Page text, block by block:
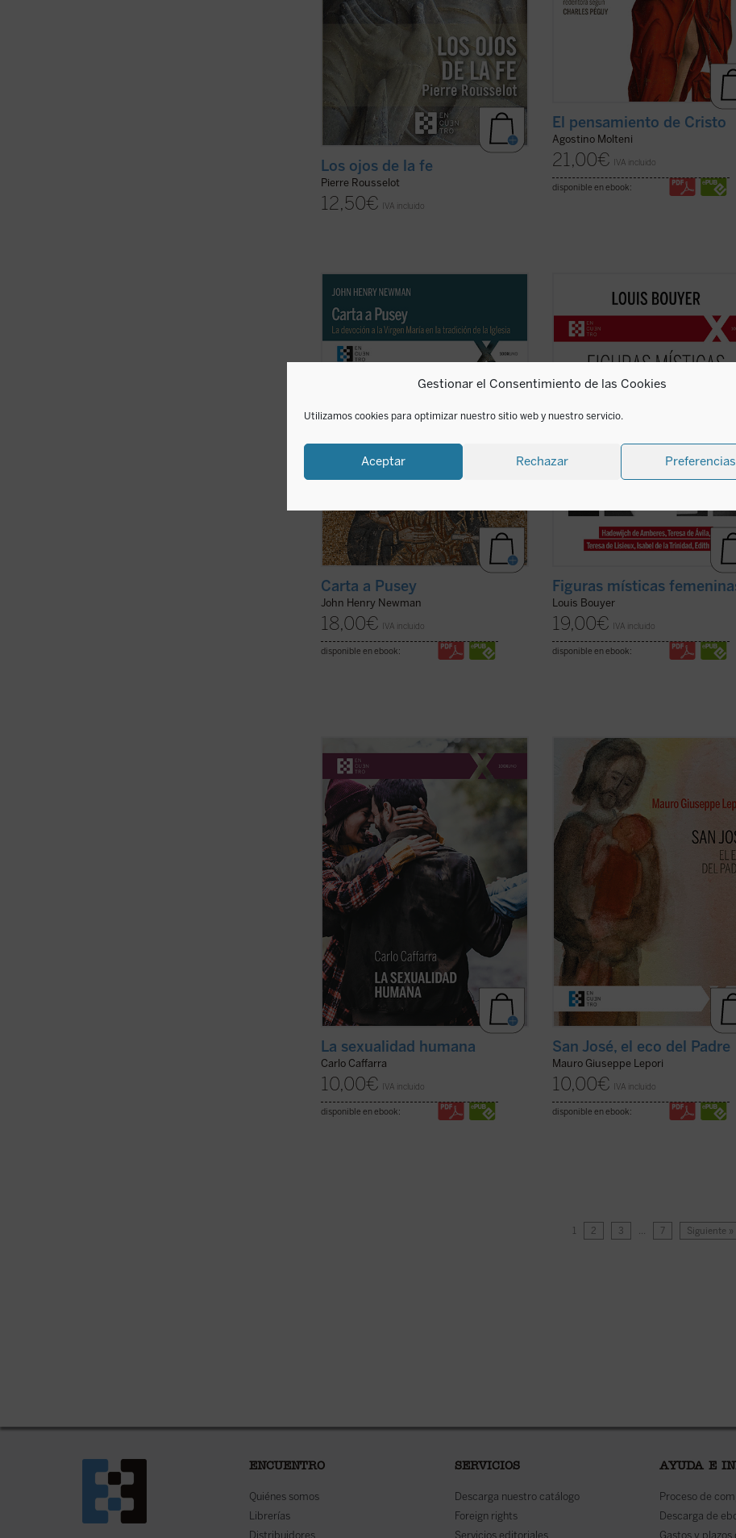
Gestionar el Consentimiento de las Cookies
Utilizamos cookies para optimizar nuestro sitio web y nuestro servicio.
Aceptar Rechazar Preferencias
Los ojos de la fe
Pierre Rousselot
12,50€ IVA incluido
El pensamiento de Cristo
Agostino Molteni
21,00€ IVA incluido
disponible en ebook:
John Henry Newman escribe este
apasionado tratado breve a modo de
respuesta aEirenicon
, un largo volumen
escrito por su amigo Edward Pusey. Aquí
el santo insiste en la legitimidad del
(ver ficha)
Carta a Pusey
John Henry Newman
18,00€ IVA incluido
disponible en ebook:
Desde Hadewijch de Amberes hasta
Teresa del Niño Jesús e Isabel de la
Trinidad: cinco místicas, cinco
personalidades excepcionales, que
necesario para la Iglesia tanto ...
Figuras místicas
Louis Bouyer
19,00€ IVA incluido
disponible en ebook:
«Cada persona humana es creada
directamente por Dios. Ninguna persona
viene a la existencia por azar o por
necesidad: en su origen hay un acto
creador ---es decir, un acto de
inteligencia y de voluntad--- de Dios.
Antes de haber sido concebido en ...
ficha)
La sexualidad humana
Carlo Caffarra
10,00€ IVA incluido
disponible en ebook:
San José fue llamado a materializar la
paternidad de Dios hacia el Hijo
encarnado. Una vocación, un camino,
vividos en el silencio, porque tendía a
escucha de una Palabra que se hizo
Presencia en su casa. Con él, Dios
no ha querido ...
(ver ficha)
San José, el eco del Padre
Mauro Giuseppe Lepori
10,00€ IVA incluido
disponible en ebook:
1 2 3 … 7 Siguiente »
ENCUENTRO
Quiénes somos
Librerías
Distribuidores
SERVICIOS
Descarga nuestro catálogo
Foreign rights
Servicios editoriales
AYUDA E
Proceso de
Descarga de
Gastos y plazos